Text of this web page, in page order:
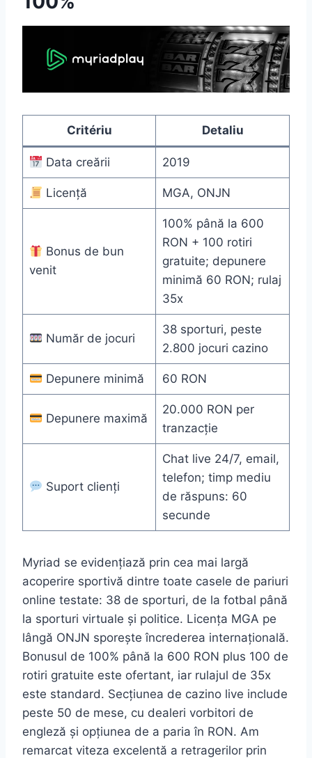
Critériu Detaliu
Data creării 2019
Licență MGA, ONJN
Bonus de bun
venit
100% până la 600
RON + 100 rotiri
gratuite; depunere
minimă 60 RON; rulaj
35x
Număr de jocuri
38 sporturi, peste
2.800 jocuri cazino
Depunere minimă 60 RON
Depunere maximă
20.000 RON per
tranzacție
Suport clienți
Chat live 24/7, email,
telefon; timp mediu
de răspuns: 60
secunde
Myriad se evidențiază prin cea mai largă
acoperire sportivă dintre toate casele de pariuri
online testate: 38 de sporturi, de la fotbal până
la sporturi virtuale și politice. Licența MGA pe
lângă ONJN sporește încrederea internațională.
Bonusul de 100% până la 600 RON plus 100 de
rotiri gratuite este ofertant, iar rulajul de 35x
este standard. Secțiunea de cazino live include
peste 50 de mese, cu dealeri vorbitori de
engleză și opțiunea de a paria în RON. Am
remarcat viteza excelentă a retragerilor prin